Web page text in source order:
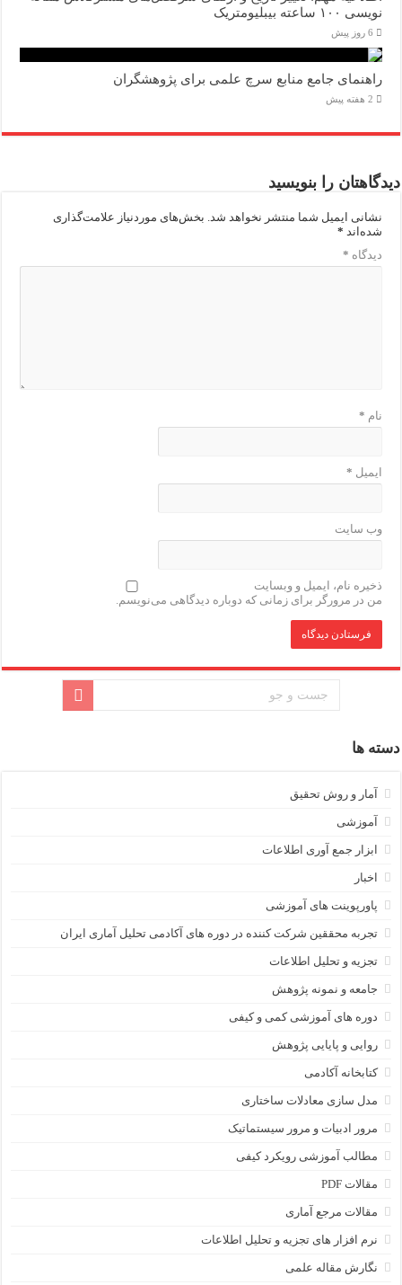
نویسی ۱۰۰ ساعته بیبلیومتریک
6 روز پیش
راهنمای جامع منابع سرچ علمی برای پژوهشگران
2 هفته پیش
دیدگاهتان را بنویسید
نشانی ایمیل شما منتشر نخواهد شد. بخش‌های موردنیاز علامت‌گذاری
شده‌اند *
دیدگاه *
نام *
ایمیل *
وب‌ سایت
ذخیره نام، ایمیل و وبسایت
من در مرورگر برای زمانی که دوباره دیدگاهی می‌نویسم.
دسته ها
آمار و روش تحقیق
آموزشی
ابزار جمع آوری اطلاعات
اخبار
پاورپوینت های آموزشی
تجربه محققین شرکت کننده در دوره های آکادمی تحلیل آماری ایران
تجزیه و تحلیل اطلاعات
جامعه و نمونه پژوهش
دوره های آموزشی کمی و کیفی
روایی و پایایی پژوهش
کتابخانه آکادمی
مدل سازی معادلات ساختاری
مرور ادبیات و مرور سیستماتیک
مطالب آموزشی رویکرد کیفی
مقالات PDF
مقالات مرجع آماری
نرم افزار های تجزیه و تحلیل اطلاعات
نگارش مقاله علمی